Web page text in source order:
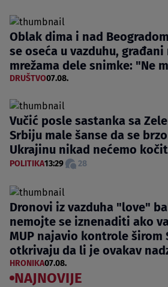
Oblak dima i nad
se oseća u vazduhu,
mrežama dele snimke: "Ne
DRUŠTVO07.08.
Vučić posle sastanka sa
Srbiju male šanse da se brzo
Ukrajinu nikad nećemo
POLITIKA13:29 28
Dronovi iz vazduha "love"
nemojte se iznenaditi ako
MUP najavio kontrole širom
otkrivaju da li je ovakav
HRONIKA07.08.
NAJNOVIJE